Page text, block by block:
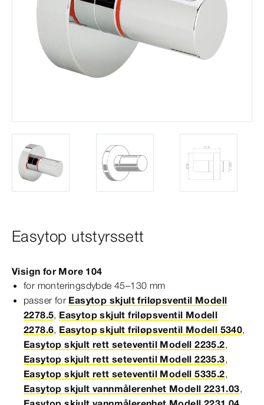
Easytop utstyrssett
Visign for More 104
for monteringsdybde 45–130 mm
passer for Easytop skjult friløpsventil Modell
2278.5, Easytop skjult friløpsventil Modell
2278.6, Easytop skjult friløpsventil Modell 5340,
Easytop skjult rett seteventil Modell 2235.2,
Easytop skjult rett seteventil Modell 2235.3,
Easytop skjult rett seteventil Modell 5335.2,
Easytop skjult vannmålerenhet Modell 2231.03,